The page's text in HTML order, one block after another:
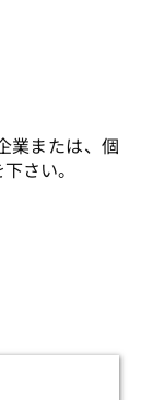
業または、個
さい。